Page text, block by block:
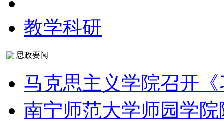
教学科研
思政要闻
马克思主义学院召开
南宁师范大学师园学